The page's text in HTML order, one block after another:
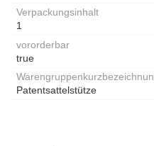
Verpackungsinhalt
1
vororderbar
true
Patentsattelstütze